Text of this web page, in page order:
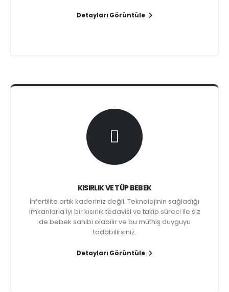
Detayları Görüntüle
KISIRLIK VE TÜP BEBEK
İnfertilite artık kaderiniz değil. Teknolojinin sağladığı
imkanlarla iyi bir kısırlık tedavisi ve takip süreci ile siz
de bebek sahibi olabilir ve bu müthiş duyguyu
tadabilirsiniz.
Detayları Görüntüle